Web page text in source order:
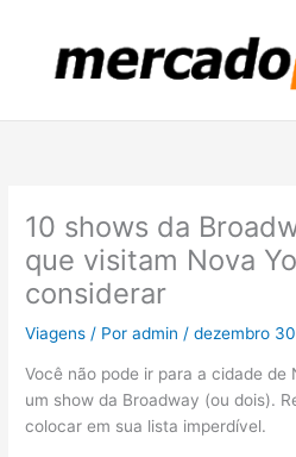
10 shows da
que visitam Nova
considerar
Viagens / Poradmin /dezembro
Você não pode ir para a cidade de
um show da Broadway (ou dois).
colocar em sua lista imperdível.